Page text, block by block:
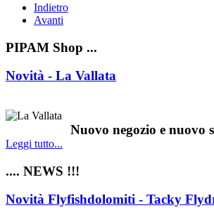
Indietro
Avanti
PIPAM Shop ...
Novità - La Vallata
Nuovo negozio e nuovo
Leggi tutto...
.... NEWS !!!
Novità Flyfishdolomiti - Tacky